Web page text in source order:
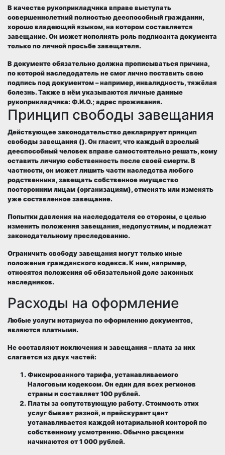
В качестве рукоприкладчика вправе выступать
совершеннолетний полностью дееспособный гражданин,
хорошо владеющий языком, на котором составляется
завещание. Он может исполнять роль подписанта документа
только по личной просьбе завещателя.
В документе обязательно должна прописываться причина,
по которой наследодатель не смог лично поставить свою
подпись под документом – например, инвалидность, тяжёлая
болезнь. Также в нём указываются личные данные
рукоприкладчика: Ф.И.О.; адрес проживания.
Принцип свободы завещания
Действующее законодательство декларирует принцип
свободы завещания (). Он гласит, что каждый взрослый
дееспособный человек вправе самостоятельно решать, кому
оставить личную собственность после своей смерти. В
частности, он может лишить части наследства любого
родственника, завещать собственное имущество
посторонним лицам (организациям), отменять или изменять
уже составленное завещание.
Попытки давления на наследодателя со стороны, с целью
изменить положения завещания, недопустимы, и подлежат
законодательному преследованию.
Ограничить свободу завещания могут только иные
положения гражданского кодекса. К ним, например,
относятся положения об обязательной доле законных
наследников.
Расходы на оформление
Любые услуги нотариуса по оформлению документов,
являются платными.
Не составляют исключения и завещания – плата за них
слагается из двух частей:
Фиксированного тарифа, устанавливаемого
Налоговым кодексом. Он един для всех регионов
страны и составляет 100 рублей.
Платы за сопутствующую работу. Стоимость этих
услуг бывает разной, и прейскурант цент
устанавливается каждой нотариальной конторой по
собственному усмотрению. Обычно расценки
начинаются от 1 000 рублей.